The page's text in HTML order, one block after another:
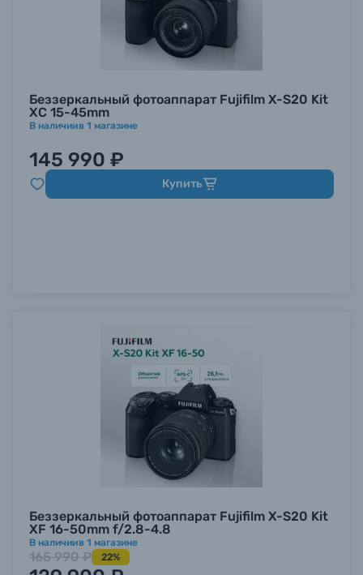
Беззеркальный фотоаппарат Fujifilm X-S20 Kit
XC 15-45mm
В наличиив 1 магазине
145 990 ₽
Купить
Беззеркальный фотоаппарат Fujifilm X-S20 Kit
XF 16-50mm f/2.8-4.8
В наличиив 1 магазине
165 990 ₽ 22%